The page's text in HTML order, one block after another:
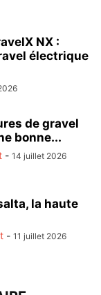
NX :
électrique
de gravel
bonne...
- 14 juillet 2026
la haute
- 11 juillet 2026